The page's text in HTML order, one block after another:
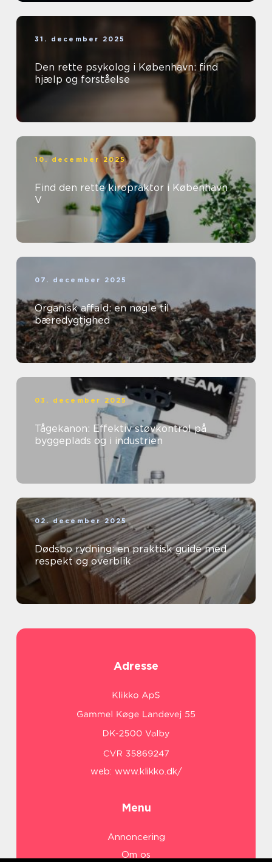
31. december 2025
Den rette psykolog i København: find
hjælp og forståelse
10. december 2025
Find den rette kiropraktor i København
V
07. december 2025
Organisk affald: en nøgle til
bæredygtighed
03. december 2025
Tågekanon: Effektiv støvkontrol på
byggeplads og i industrien
02. december 2025
Dødsbo rydning: en praktisk guide med
respekt og overblik
Adresse
web: www.klikko.dk/
Menu
Annoncering
Om os